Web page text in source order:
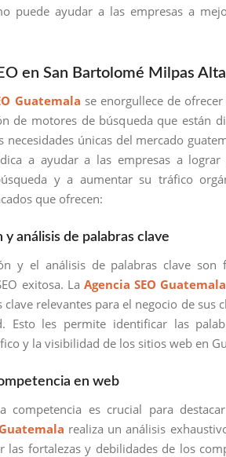
puede ayudar a las empresas a
en San Bartolomé Milpas
Guatemala se enorgullece de
de motores de búsqueda que están
necesidades únicas del mercado
a ayudar a las empresas a
y a aumentar su tráfico
que ofrecen:
y análisis de palabras clave
y el análisis de palabras clave son
exitosa. La Agencia SEO Guatemala
clave relevantes para el negocio de sus
Esto les permite identificar las
y la visibilidad de los sitios web en
en web
competencia es crucial para
realiza un análisis
las fortalezas y debilidades de los